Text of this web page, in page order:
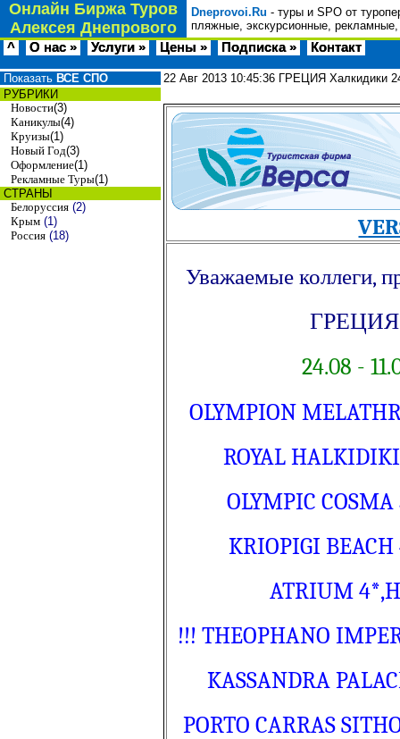
Онлайн Биржа Туров
Алексея Днепрового
Dneprovoi.Ru - туры и SPO от
пляжные, экскурсионные,
^ О нас » Услуги » Цены » Подписка » Контакт
Показать ВСЕ СПО
РУБРИКИ
Новости(3)
Каникулы(4)
Круизы(1)
Новый Год(3)
Оформление(1)
Рекламные Туры(1)
СТРАНЫ
Белоруссия (2)
Крым (1)
Россия (18)
22 Авг 2013 10:45:36 ГРЕЦИЯ Халкидики
Уважаемые коллеги,
24.08 -
OLYMPION
ROYAL
OLYMPIC
KRIOPIGI
ATRIUM
!!! THEOPHANO
KASSANDRA
PORTO CARRAS